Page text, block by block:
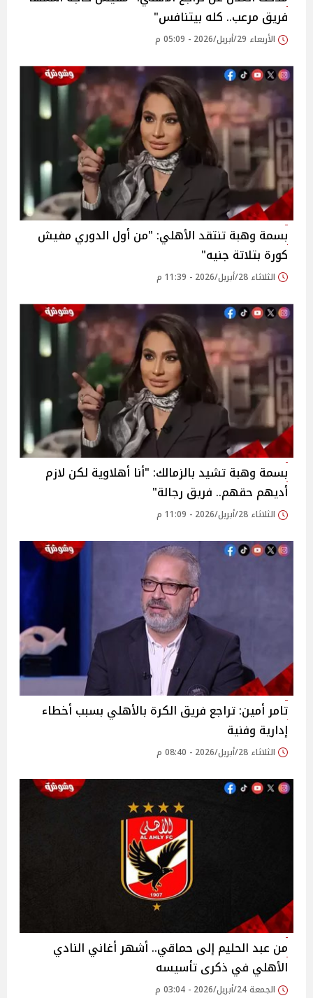
فريق مرعب.. كله بيتنافس"
الأربعاء 29/أبريل/2026 - 05:09 م
بسمة وهبة تنتقد الأهلي: "من أول الدوري مفيش
كورة بتلاتة جنيه"
الثلاثاء 28/أبريل/2026 - 11:39 م
بسمة وهبة تشيد بالزمالك: "أنا أهلاوية لكن لازم
أديهم حقهم.. فريق رجالة"
الثلاثاء 28/أبريل/2026 - 11:09 م
تامر أمين: تراجع فريق الكرة بالأهلي بسبب أخطاء
إدارية وفنية
الثلاثاء 28/أبريل/2026 - 08:40 م
من عبد الحليم إلى حماقي.. أشهر أغاني النادي
الأهلي في ذكرى تأسيسه
الجمعة 24/أبريل/2026 - 03:04 م